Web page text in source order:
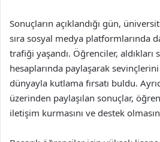
Sonuçların açıklandığı gün,
sıra sosyal medya platformlarında
trafiği yaşandı. Öğrenciler, aldıkları
hesaplarında paylaşarak sevinçlerini
dünyayla kutlama fırsatı buldu.
üzerinden paylaşılan sonuçlar,
iletişim kurmasını ve destek